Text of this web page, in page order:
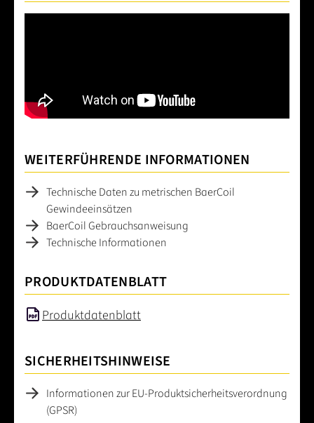
WEITERFÜHRENDE INFORMATIONEN
Technische Daten zu metrischen BaerCoil
Gewindeeinsätzen
BaerCoil Gebrauchsanweisung
Technische Informationen
PRODUKTDATENBLATT
Produktdatenblatt
SICHERHEITSHINWEISE
Informationen zur EU-Produktsicherheitsverordnung
(GPSR)